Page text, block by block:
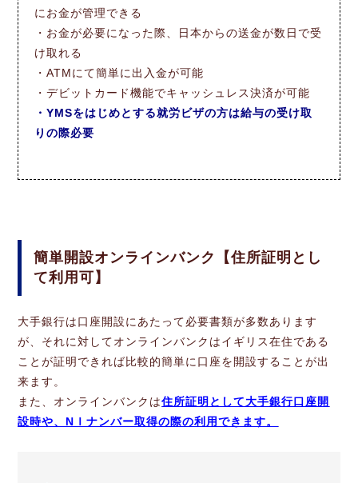
にお金が管理できる
・お金が必要になった際、日本からの送金が数日で受
け取れる
・ATMにて簡単に出入金が可能
・デビットカード機能でキャッシュレス決済が可能
・YMSをはじめとする就労ビザの方は給与の受け取
りの際必要
簡単開設オンラインバンク【住所証明とし
て利用可】
大手銀行は口座開設にあたって必要書類が多数あります
が、それに対してオンラインバンクはイギリス在住である
ことが証明できれば比較的簡単に口座を開設することが出
来ます。
また、オンラインバンクは住所証明として大手銀行口座開
設時や、NＩナンバー取得の際の利用できます。